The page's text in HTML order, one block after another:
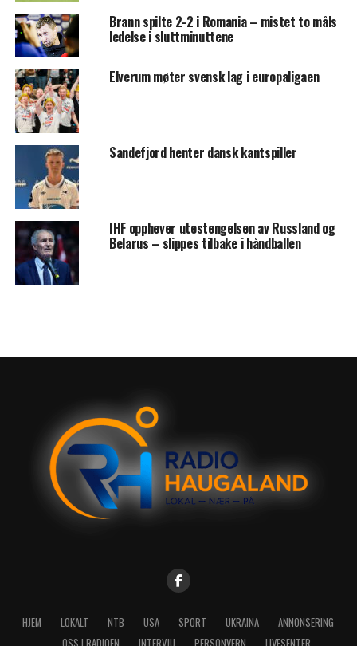
Brann spilte 2-2 i Romania – mistet to måls
ledelse i sluttminuttene
Elverum møter svensk lag i europaligaen
Sandefjord henter dansk kantspiller
IHF opphever utestengelsen av Russland og
Belarus – slippes tilbake i håndballen
HJEM LOKALT NTB USA SPORT UKRAINA
ANNONSERING